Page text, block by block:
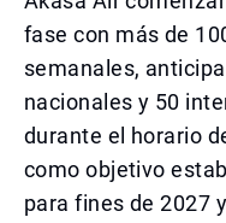
fase con más de
semanales,
nacionales y 50
durante el horario
como objetivo
para fines de 2027